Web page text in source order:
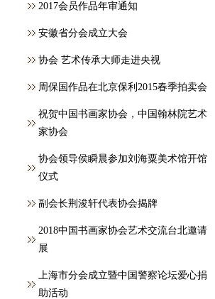
2017会员作品年审通知
安徽省分会成立大会
协会 艺术传承大师走进央视
周保国作品在北京保利2015春季拍卖会
祝贺中国书画家协会，中国翰林院艺术
家协会
协会领导侯瞬晨参加刘海粟美术馆开馆
仪式
副会长荆浚轩代表协会揭牌
2018中国书画家协会艺术交流台北邀请
展
上海市分会成立暨中国警察论坛爱心捐
助活动